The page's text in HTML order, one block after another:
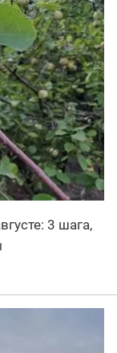
3 шага,